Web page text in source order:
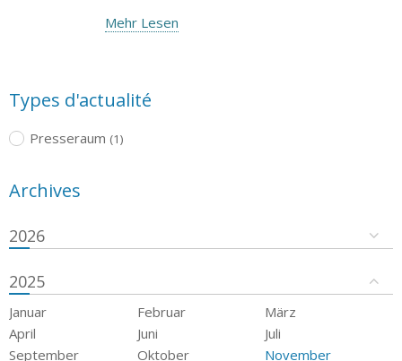
Mehr Lesen
Types d'actualité
Presseraum (1)
Archives
2026
2025
Januar Februar
März
April
Juni
Juli
September
Oktober
November